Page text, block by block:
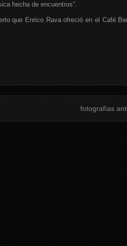
hecha de encuentros”.
que Enrico Rava ofreció en el Café
fotografías